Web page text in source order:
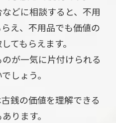
どに相談すると、不用
え、不用品でも価値の
てもらえます。
が一気に片付けられる
しょう。
銭の価値を理解できる
ります。